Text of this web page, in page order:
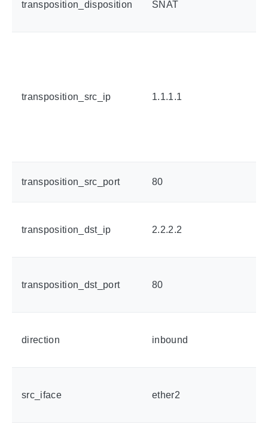
transposition_disposition SNAT
transposition_src_ip 1.1.1.1
transposition_src_port 80
transposition_dst_ip 2.2.2.2
transposition_dst_port 80
direction inbound
src_iface ether2